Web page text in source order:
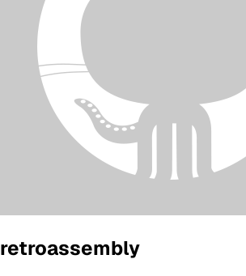
retroassembly